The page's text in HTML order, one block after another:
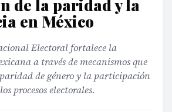
de la paridad y la
en México
Electoral fortalece la
a través de mecanismos que
de género y la participación
procesos electorales.